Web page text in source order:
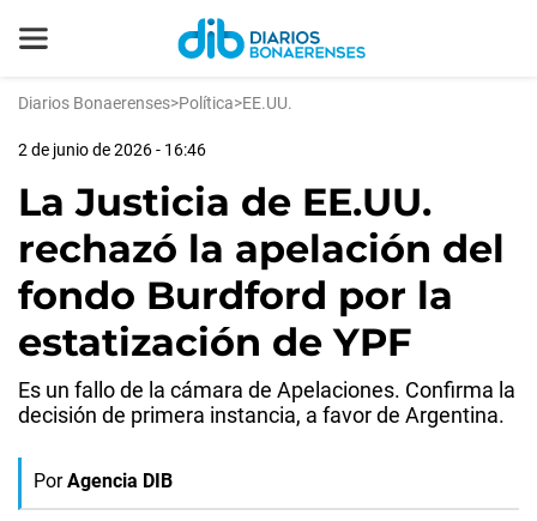
Diarios Bonaerenses>Política>EE.UU.
2 de junio de 2026 - 16:46
La Justicia de EE.UU.
rechazó la apelación del
fondo Burdford por la
estatización de YPF
Es un fallo de la cámara de Apelaciones. Confirma la
decisión de primera instancia, a favor de Argentina.
Por Agencia DIB